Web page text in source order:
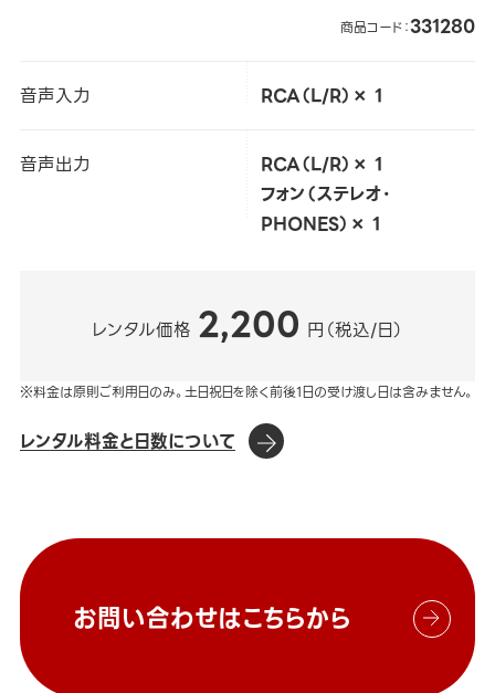
商品コード：331280
音声入力 RCA（L/R）× 1
音声出力
RCA（L/R）× 1
フォン（ステレオ・
PHONES）× 1
レンタル価格 2,200 円（税込/日）
※料金は原則ご利用日のみ。土日祝日を除く前後1日の受け渡し日は含みません。
レンタル料金と日数について
お問い合わせはこちらから